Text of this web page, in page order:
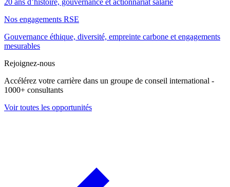
Nos engagements RSE
Gouvernance éthique, diversité, empreinte carbone et engagements
mesurables
Rejoignez-nous
Accélérez votre carrière dans un groupe de conseil international -
1000+ consultants
Voir toutes les opportunités